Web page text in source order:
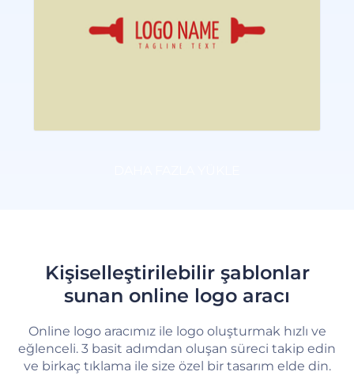
Kişiselleştirilebilir şablonlar
sunan online logo aracı
Online logo aracımız ile logo oluşturmak hızlı ve
eğlenceli. 3 basit adımdan oluşan süreci takip edin
ve birkaç tıklama ile size özel bir tasarım elde din.